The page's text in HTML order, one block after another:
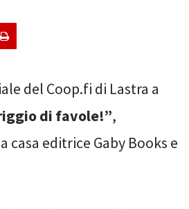
del Coop.fi di Lastra a
di favole!”,
editrice Gaby Books e